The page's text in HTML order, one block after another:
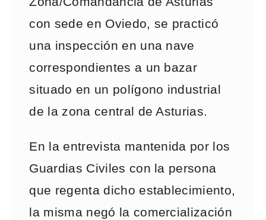
con sede en Oviedo, se practicó
una inspección en una nave
correspondientes a un bazar
situado en un polígono industrial
de la zona central de Asturias.
En la entrevista mantenida por los
Guardias Civiles con la persona
que regenta dicho establecimiento,
la misma negó la comercialización